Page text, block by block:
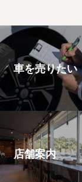
車を売りたい
店舗案内